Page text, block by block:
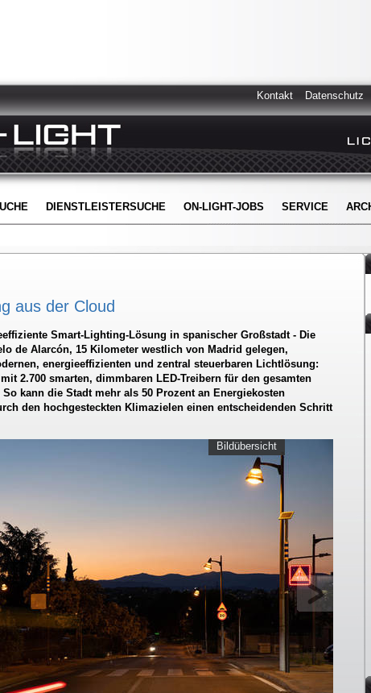
Kontakt Datenschutz
DIENSTLEISTERSUCHE ON-LIGHT-JOBS SERVICE
aus der Cloud
Smart-Lighting-Lösung in spanischer Großstadt - Die
de Alarcón, 15 Kilometer westlich von Madrid gelegen,
energieeffizienten und zentral steuerbaren Lichtlösung:
2.700 smarten, dimmbaren LED-Treibern für den gesamten
kann die Stadt mehr als 50 Prozent an Energiekosten
den hochgesteckten Klimazielen einen entscheidenden Schritt
Bildübersicht